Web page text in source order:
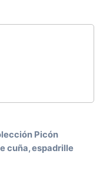
Picón
cuña,espadrille